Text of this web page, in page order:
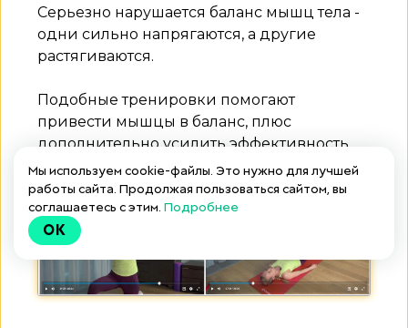
Серьезно нарушается баланс мышц тела -
одни сильно напрягаются, а другие
растягиваются.
Подобные тренировки помогают
привести мышцы в баланс, плюс
дополнительно усилить эффективность
основных занятий по программе!
Мы используем cookie-файлы. Это нужно для лучшей
работы сайта. Продолжая пользоваться сайтом, вы
соглашаетесь с этим. Подробнее
OK